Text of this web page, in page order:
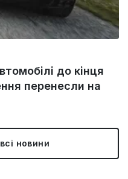
до кінця
перенесли на
новини